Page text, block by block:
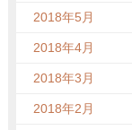
2018年5月
2018年4月
2018年3月
2018年2月